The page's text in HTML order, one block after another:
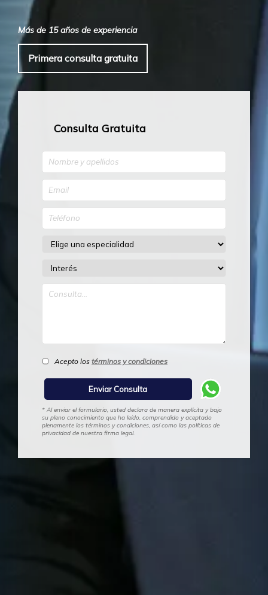
Más de 15 años de experiencia
Primera consulta gratuita
Consulta Gratuita
Acepto los términos y condiciones
* Al enviar el formulario, usted declara de manera explícita y bajo
su pleno conocimiento que ha leído, comprendido y aceptado
plenamente los términos y condiciones, así como las políticas de
privacidad de nuestra firma legal.